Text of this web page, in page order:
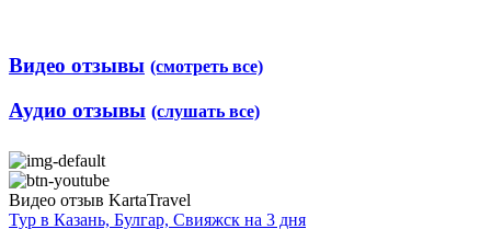
Видео отзывы (смотреть все)
Аудио отзывы (слушать все)
Видео отзыв KartaTravel
Тур в Казань, Булгар, Свияжск на 3 дня